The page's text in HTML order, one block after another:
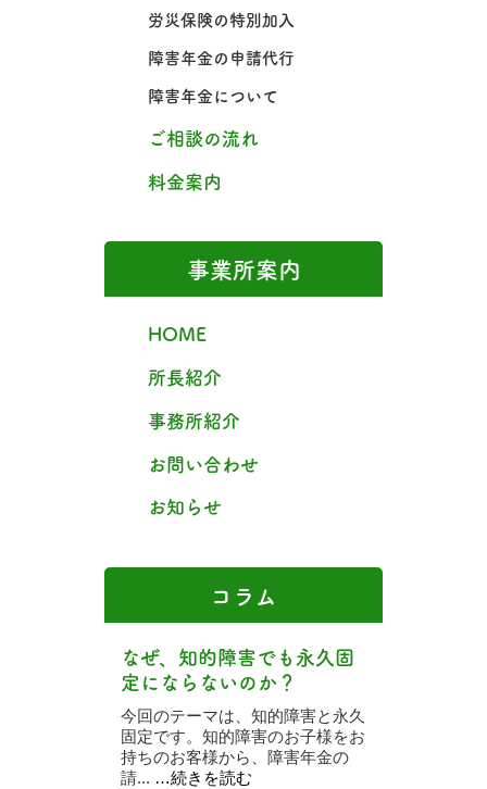
労災保険の特別加入
障害年金の申請代行
障害年金について
ご相談の流れ
料金案内
事業所案内
HOME
所長紹介
事務所紹介
お問い合わせ
お知らせ
コラム
なぜ、知的障害でも永久固
定にならないのか？
今回のテーマは、知的障害と永久
固定です。知的障害のお子様をお
持ちのお客様から、障害年金の
請... …続きを読む